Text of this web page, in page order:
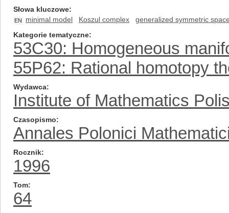
Słowa kluczowe
EN minimal model Koszul complex
generalized symmetric
Kategorie tematyczne
53C30: Homogeneous
55P62: Rational homotopy
Wydawca
Institute of Mathematics
Czasopismo
Annales Polonici
Rocznik
1996
Tom
64